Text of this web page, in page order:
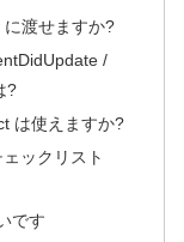
渡せますか?
/
?
は使えますか?
ックリスト
です